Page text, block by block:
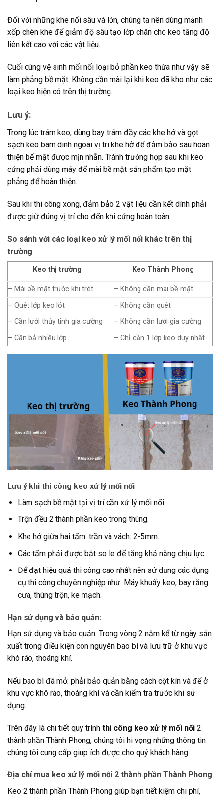
Đối với những khe nối sâu và lớn, chúng ta nên dùng mảnh
xốp chèn khe để giảm độ sâu tạo lớp chân cho keo tăng độ
liên kết cao với các vật liệu.
Cuối cùng vệ sinh mối nối loại bỏ phần keo thừa như vậy sẽ
làm phẳng bề mặt. Không cần mài lại khi keo đã kho như các
loại keo hiện có trên thị trường.
Lưu ý:
Trong lúc trám keo, dùng bay trám đầy các khe hở và gọt
sạch keo bám dính ngoài vị trí khe hở để đảm bảo sau hoàn
thiện bế mặt được mịn nhẵn. Tránh trướng hợp sau khi keo
cứng phải dùng máy để mài bề mặt sản phẩm tạo mặt
phẳng để hoàn thiện.
Sau khi thi công xong, đảm bảo 2 vật liệu cần kết dính phải
được giữ đúng vị trí cho đến khi cứng hoàn toàn.
So sánh với các loại keo xử lý mối nối khác trên thị
trường
Keo thị trường Keo Thành Phong
– Mài bề mặt trước khi trét
– Không cần mài bề mặt
– Quét lớp keo lót
– Không cần quét
– Cần lưới thủy tinh gia cường
– Không cần lưới gia cường
– Cần bả nhiều lớp
– Chỉ cần 1 lớp keo duy nhất
Lưu ý khi thi công keo xử lý mối nối
Làm sạch bề mặt tại vị trí cần xử lý mối nối.
Trộn đều 2 thành phần keo trong thùng.
Khe hở giữa hai tấm: trần và vách: 2-5mm.
Các tấm phải được bắt so le để tăng khả năng chịu lực.
Để đạt hiệu quả thi công cao nhất nên sử dụng các dụng
cụ thi công chuyên nghiệp như: Máy khuấy keo, bay răng
cưa, thùng trộn, ke mạch.
Hạn sử dụng và bảo quản:
Hạn sử dụng và bảo quản: Trong vòng 2 năm kể từ ngày sản
xuất trong điều kiện còn nguyên bao bì và lưu trữ ở khu vực
khô ráo, thoáng khí.
Nếu bao bì đã mở, phải bảo quản bằng cách cột kín và để ở
khu vực khô ráo, thoáng khí và cần kiểm tra trước khi sử
dụng.
Trên đây là chi tiết quy trình thi công keo xử lý mối nối 2
thành phần Thành Phong, chúng tôi hi vọng những thông tin
chúng tôi cung cấp giúp ích được cho quý khách hàng.
Địa chỉ mua keo xử lý mối nối 2 thành phần Thành Phong
Keo 2 thành phần Thành Phong giúp bạn tiết kiệm chi phí,